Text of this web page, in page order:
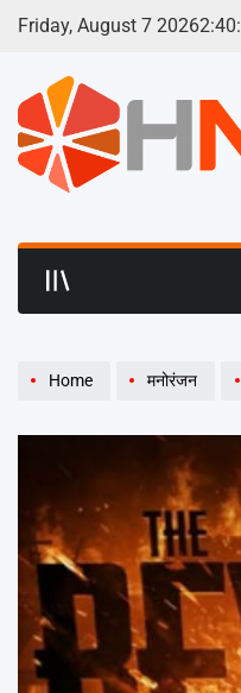
Skip
Friday, August 7 20262:40:
Home मनोरंजन